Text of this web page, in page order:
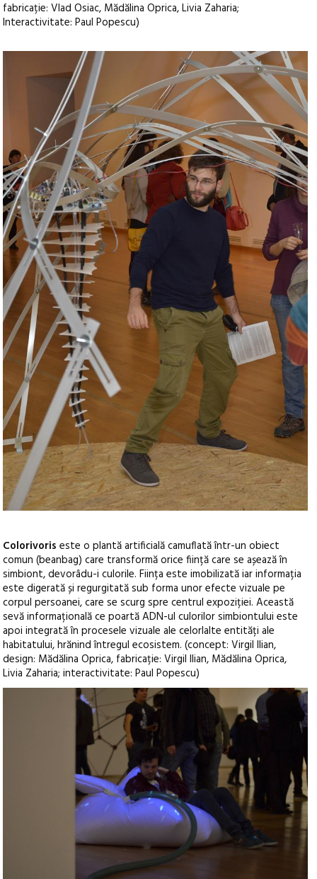
fabricație: Vlad Osiac, Mădălina Oprica, Livia Zaharia;
Interactivitate: Paul Popescu)
Colorivoris este o plantă artificială camuflată într-un obiect
comun (beanbag) care transformă orice ființă care se așează în
simbiont, devorâdu-i culorile. Ființa este imobilizată iar informația
este digerată și regurgitată sub forma unor efecte vizuale pe
corpul persoanei, care se scurg spre centrul expoziției. Această
sevă informațională ce poartă ADN-ul culorilor simbiontului este
apoi integrată în procesele vizuale ale celorlalte entități ale
habitatului, hrănind întregul ecosistem. (concept: Virgil Ilian,
design: Mădălina Oprica, fabricație: Virgil Ilian, Mădălina Oprica,
Livia Zaharia; interactivitate: Paul Popescu)